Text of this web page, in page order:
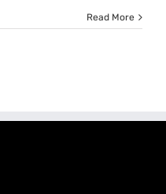
Read More